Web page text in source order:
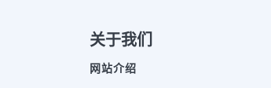
关于我们
网站介绍